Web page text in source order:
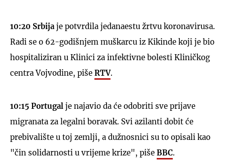
10:20 Srbija je potvrdila jedanaestu žrtvu koronavirusa.
Radi se o 62-godišnjem muškarcu iz Kikinde koji je bio
hospitaliziran u Klinici za infektivne bolesti Kliničkog
centra Vojvodine, piše RTV.
10:15 Portugal je najavio da će odobriti sve prijave
migranata za legalni boravak. Svi azilanti dobit će
prebivalište u toj zemlji, a dužnosnici su to opisali kao
"čin solidarnosti u vrijeme krize", piše BBC.